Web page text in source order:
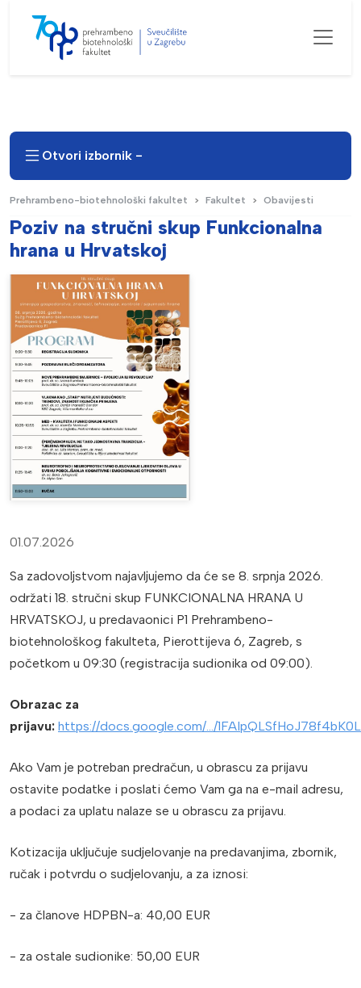
Otvori izbornik -
Prehrambeno-biotehnološki fakultet Fakultet Obavijesti
Poziv na stručni skup Funkcionalna
hrana u Hrvatskoj
01.07.2026
Sa zadovoljstvom najavljujemo da će se 8. srpnja 2026.
održati 18. stručni skup FUNKCIONALNA HRANA U
HRVATSKOJ, u predavaonici P1 Prehrambeno-
biotehnološkog fakulteta, Pierottijeva 6, Zagreb, s
početkom u 09:30 (registracija sudionika od 09:00).
Obrazac za
prijavu: https://docs.google.com/.../
Ako Vam je potreban predračun, u obrascu za prijavu
ostavite podatke i poslati ćemo Vam ga na e-mail adresu,
a podaci za uplatu nalaze se u obrascu za prijavu.
Kotizacija uključuje sudjelovanje na predavanjima, zbornik,
ručak i potvrdu o sudjelovanju, a za iznosi:
- za članove HDPBN-a: 40,00 EUR
- za ostale sudionike: 50,00 EUR